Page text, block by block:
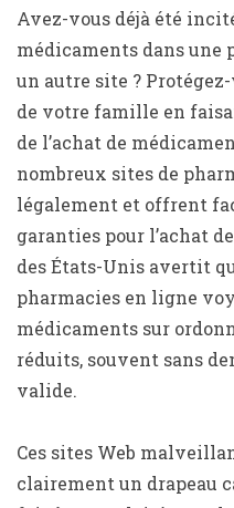
Avez-vous déjà été
médicaments dans une
un autre site ?
de votre famille en
de l’achat de
nombreux sites de
légalement et offrent
garanties pour l’achat
des États-Unis avertit
pharmacies en ligne
médicaments sur
réduits, souvent sans
valide.
Ces sites Web
clairement un drapeau